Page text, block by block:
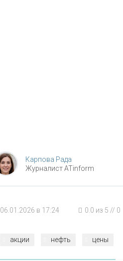
Карпова Рада
Журналист ATinform
06.01.2026 в 17:24 0.0 из 5 // 0
акции нефть цены